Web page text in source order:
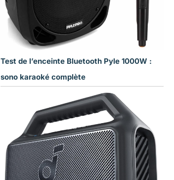
Test de l’enceinte Bluetooth Pyle 1000W :
sono karaoké complète